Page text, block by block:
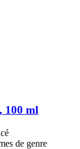
100 ml
de genre